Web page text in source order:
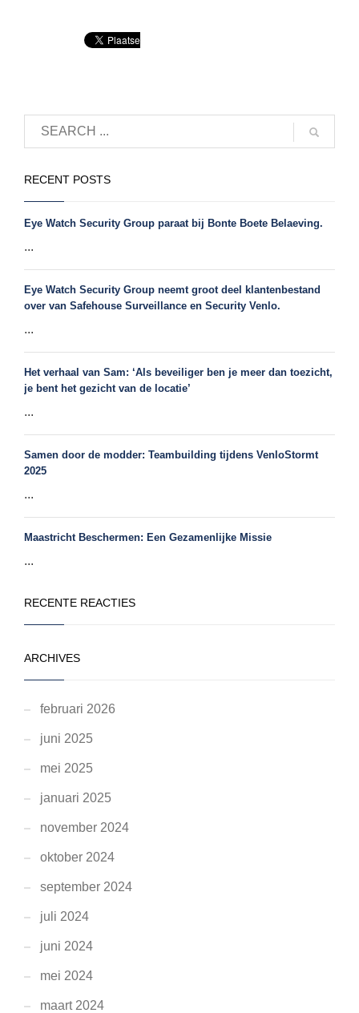
RECENT POSTS
Eye Watch Security Group paraat bij Bonte Boete Belaeving.
...
Eye Watch Security Group neemt groot deel klantenbestand
over van Safehouse Surveillance en Security Venlo.
...
Het verhaal van Sam: ‘Als beveiliger ben je meer dan toezicht,
je bent het gezicht van de locatie’
...
Samen door de modder: Teambuilding tijdens VenloStormt
2025
...
Maastricht Beschermen: Een Gezamenlijke Missie
...
RECENTE REACTIES
ARCHIVES
februari 2026
juni 2025
mei 2025
januari 2025
november 2024
oktober 2024
september 2024
juli 2024
juni 2024
mei 2024
maart 2024